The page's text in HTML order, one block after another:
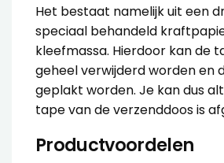
Het bestaat namelijk uit een
speciaal behandeld
kleefmassa. Hierdoor kan de
geheel verwijderd worden en
geplakt worden. Je kan dus
tape van de verzenddoos is
Productvoordelen